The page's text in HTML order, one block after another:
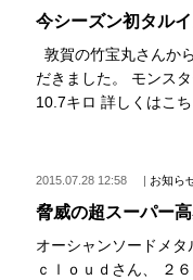
今シーズン初タル
敦賀の竹宝丸さんか
だきました。 モンス
10.7キロ 詳しくはこ
2015.07.28 12:58 | お知ら
脅威の超スーパー
オーシャンソードメタ
ｃｌｏｕｄさん、 ２